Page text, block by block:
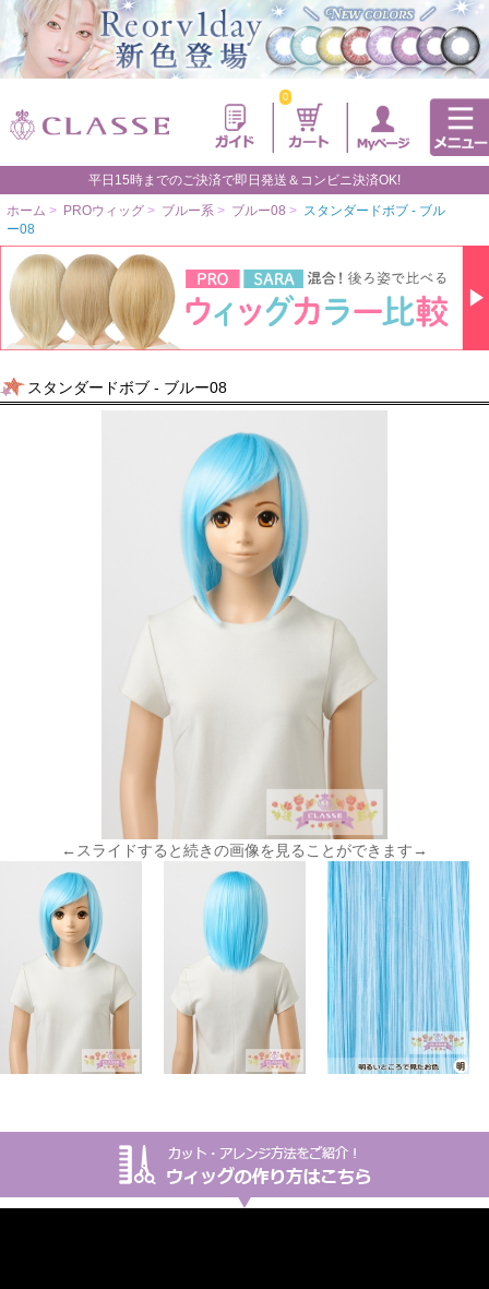
0
平日15時までのご決済で即日発送＆コンビニ決済OK!
ホーム > PROウィッグ > ブルー系 > ブルー08 > スタンダードボブ - ブル
ー08
スタンダードボブ - ブルー08
←スライドすると続きの画像を見ることができます→